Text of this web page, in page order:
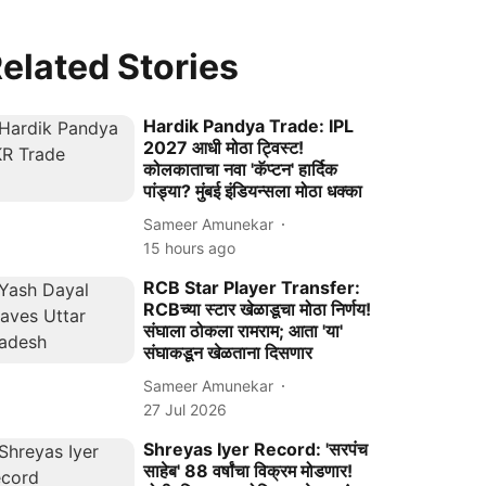
Stories
Hardik Pandya Trade: IPL
2027 आधी मोठा ट्विस्ट!
कोलकाताचा नवा 'कॅप्टन' हार्दिक
पांड्या? मुंबई इंडियन्सला मोठा धक्का
Sameer Amunekar
15 hours ago
RCB Star Player Transfer:
RCBच्या स्टार खेळाडूचा मोठा निर्णय!
संघाला ठोकला रामराम; आता 'या'
संघाकडून खेळताना दिसणार
Sameer Amunekar
27 Jul 2026
Shreyas Iyer Record: 'सरपंच
साहेब' 88 वर्षांचा विक्रम मोडणार!